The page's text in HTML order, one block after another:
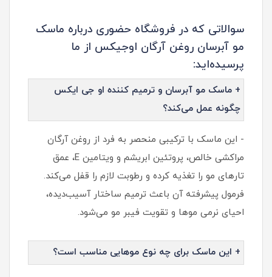
سوالاتی که در فروشگاه حضوری درباره ماسک
مو آبرسان روغن آرگان اوجیکس از ما
پرسیده‌اید:
+ ماسک مو آبرسان و ترمیم کننده او جی ایکس
چگونه عمل می‌کند؟
- این ماسک با ترکیبی منحصر به فرد از روغن آرگان
مراکشی خالص، پروتئین ابریشم و ویتامین E، عمق
تارهای مو را تغذیه کرده و رطوبت لازم را قفل می‌کند.
فرمول پیشرفته آن باعث ترمیم ساختار آسیب‌دیده،
احیای نرمی موها و تقویت فیبر مو می‌شود.
+ این ماسک برای چه نوع موهایی مناسب است؟